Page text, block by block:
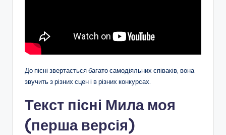
До пісні звертається багато самодіяльних співаків, вона
звучить з різних сцен і в різних конкурсах.
Текст пісні Мила моя
(перша версія)